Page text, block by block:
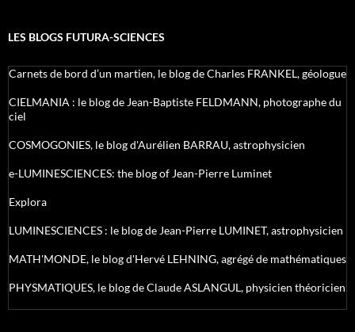
LES BLOGS FUTURA-SCIENCES
Carnets de bord d’un martien, le blog de Charles FRANKEL, géologue
CIELMANIA : le blog de Jean-Baptiste FELDMANN, photographe du
ciel
COSMOGONIES, le blog d'Aurélien BARRAU, astrophysicien
e-LUMINESCIENCES: the blog of Jean-Pierre Luminet
Explora
LUMINESCIENCES : le blog de Jean-Pierre LUMINET, astrophysicien
MATH'MONDE, le blog d'Hervé LEHNING, agrégé de mathématiques
PHYSMATIQUES, le blog de Claude ASLANGUL, physicien théoricien